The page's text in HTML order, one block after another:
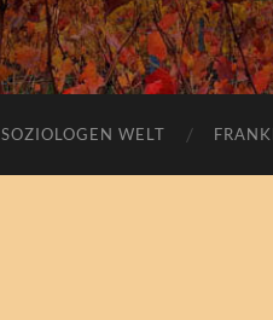
SOZIOLOGEN WELT